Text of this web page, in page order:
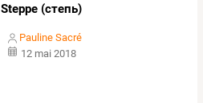
Steppe (степь)
Pauline Sacré
12 mai 2018